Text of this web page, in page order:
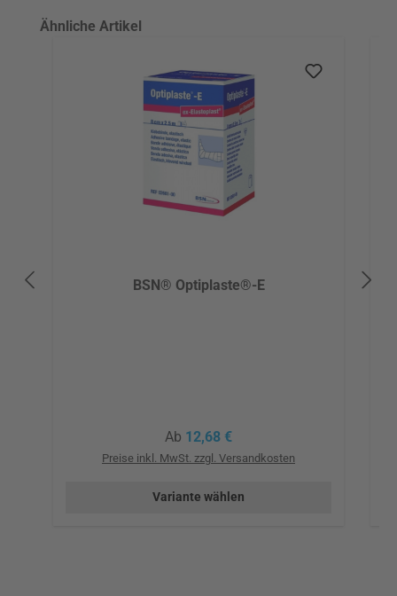
Produktgalerie überspringen
Ähnliche Artikel
BSN® Optiplaste®-E
Regulärer Preis:
Ab 12,68 €
Preise inkl. MwSt. zzgl. Versandkosten
Variante wählen